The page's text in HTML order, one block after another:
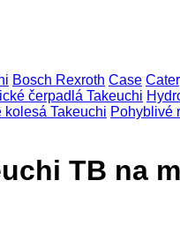
Bosch Rexroth Case
čerpadlá Takeuchi
kolesá Takeuchi Pohyblivé
TB na